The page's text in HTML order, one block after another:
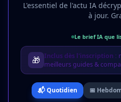
L'essentiel de l'actu IA
à jour.
Le brief IA que
🎁 Inclus dès l'inscription :
meilleurs guides &
📬 Quotidien 📅